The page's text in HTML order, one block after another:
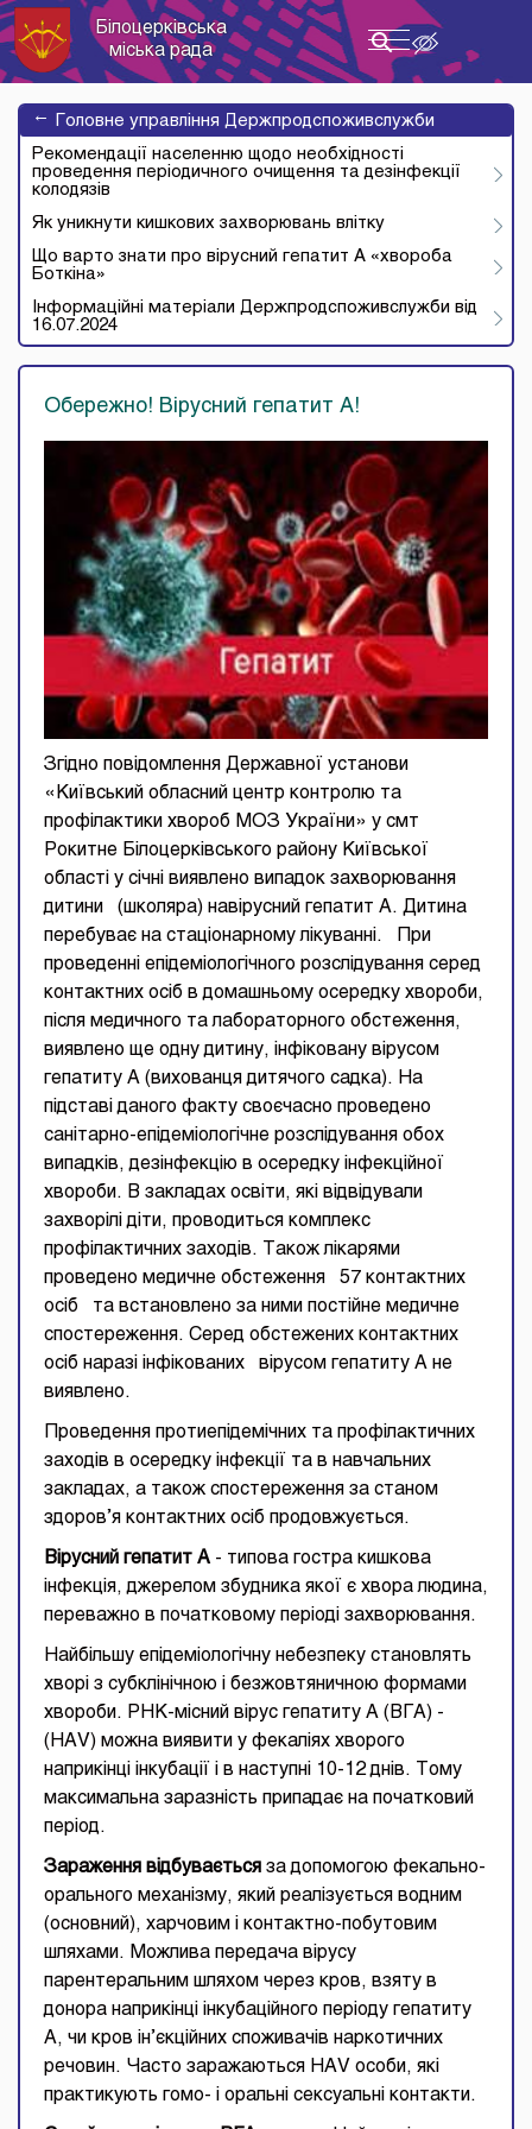
Toggle
navigation
Білоцерківська
міська рада
→
Головне управління Держпродспоживслужби
Рекомендації населенню щодо необхідності
проведення періодичного очищення та дезінфекції
колодязів
Як уникнути кишкових захворювань влітку
Що варто знати про вірусний гепатит А «хвороба
Боткіна»
Інформаційні матеріали Держпродспоживслужби від
16.07.2024
Обережно! Вірусний гепатит А!
Згідно повідомлення Державної установи
«Київський обласний центр контролю та
профілактики хвороб МОЗ України» у смт
Рокитне Білоцерківського району Київської
області у січні виявлено випадок захворювання
дитини (школяра) навірусний гепатит А. Дитина
перебуває на стаціонарному лікуванні. При
проведенні епідеміологічного розслідування серед
контактних осіб в домашньому осередку хвороби,
після медичного та лабораторного обстеження,
виявлено ще одну дитину, інфіковану вірусом
гепатиту А (вихованця дитячого садка). На
підставі даного факту своєчасно проведено
санітарно-епідеміологічне розслідування обох
випадків, дезінфекцію в осередку інфекційної
хвороби. В закладах освіти, які відвідували
захворілі діти, проводиться комплекс
профілактичних заходів. Також лікарями
проведено медичне обстеження 57 контактних
осіб та встановлено за ними постійне медичне
спостереження. Серед обстежених контактних
осіб наразі інфікованих вірусом гепатиту А не
виявлено.
Проведення протиепідемічних та профілактичних
заходів в осередку інфекції та в навчальних
закладах, а також спостереження за станом
здоров’я контактних осіб продовжується.
Вірусний гепатит А - типова гостра кишкова
інфекція, джерелом збудника якої є хвора людина,
переважно в початковому періоді захворювання.
Найбільшу епідеміологічну небезпеку становлять
хворі з субклінічною і безжовтяничною формами
хвороби. РНК-місний вірус гепатиту А (ВГА) -
(HAV) можна виявити у фекаліях хворого
наприкінці інкубації і в наступні 10-12 днів. Тому
максимальна заразність припадає на початковий
період.
Зараження відбувається за допомогою фекально-
орального механізму, який реалізується водним
(основний), харчовим і контактно-побутовим
шляхами. Можлива передача вірусу
парентеральним шляхом через кров, взяту в
донора наприкінці інкубаційного періоду гепатиту
А, чи кров ін’єкційних споживачів наркотичних
речовин. Часто заражаються HAV особи, які
практикують гомо- і оральні сексуальні контакти.